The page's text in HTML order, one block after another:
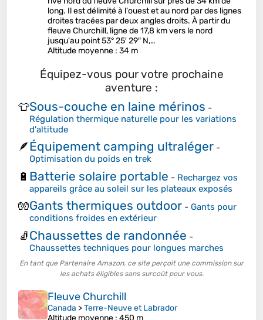
long. Il est délimité à l'ouest et au nord par des lignes
droites tracées par deux angles droits. À partir du
fleuve Churchill, ligne de 17,8 km vers le nord
jusqu'au point 53° 25′ 29″ N,…
Altitude moyenne : 34 m
Équipez-vous pour votre prochaine
aventure :
👕Sous-couche en laine mérinos -
Régulation thermique naturelle pour les variations
d'altitude
🪶Équipement camping ultraléger -
Optimisation du poids en trek
🔋 Batterie solaire portable - Rechargez vos
appareils grâce au soleil sur les plateaux exposés
🧤Gants thermiques outdoor - Gants pour
conditions froides en extérieur
🧦Chaussettes de randonnée -
Chaussettes techniques pour longues marches
En tant que Partenaire Amazon, ce site perçoit une commission sur
les achats éligibles sans surcoût pour vous.
Fleuve Churchill
Canada >Terre-Neuve et Labrador
Altitude moyenne : 450 m